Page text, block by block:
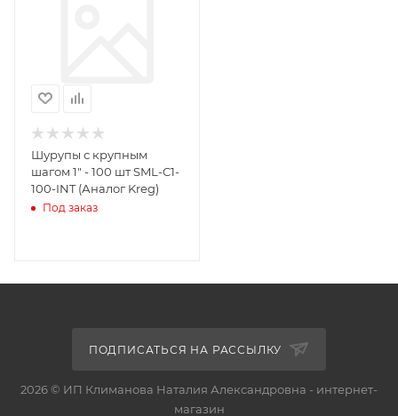
Шурупы с крупным
шагом 1" - 100 шт SML-C1-
100-INT (Аналог Kreg)
Под заказ
ПОДПИСАТЬСЯ НА РАССЫЛКУ
2026 © ИП Климанова Наталия Александровна - интернет-
магазин